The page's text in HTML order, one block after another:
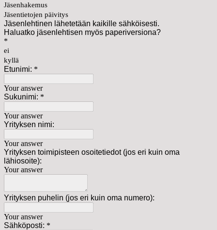
Jäsenhakemus
Jäsentietojen päivitys
Jäsenlehtinen lähetetään kaikille sähköisesti.
Haluatko jäsenlehtisen myös paperiversiona?
*
ei
kyllä
Etunimi: *
Your answer
Sukunimi: *
Your answer
Yrityksen nimi:
Your answer
Yrityksen toimipisteen osoitetiedot (jos eri kuin oma
lähiosoite):
Your answer
Yrityksen puhelin (jos eri kuin oma numero):
Your answer
Sähköposti: *